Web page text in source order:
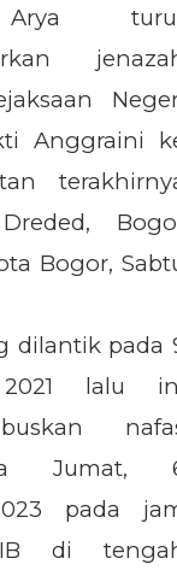
Anggraini
Bogor,
dilantik pada
2021 lalu
Jumat,
pada
di